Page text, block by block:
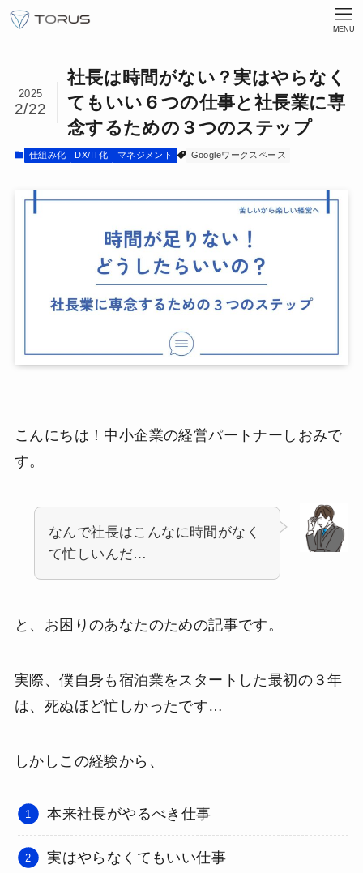
MENU
社長は時間がない？実はやらなく
てもいい６つの仕事と社長業に専
念するための３つのステップ
2025
2/22
仕組み化 DX/IT化 マネジメント Googleワークスペース
こんにちは！中小企業の経営パートナーしおみで
す。
なんで社長はこんなに時間がなく
て忙しいんだ…
と、お困りのあなたのための記事です。
実際、僕自身も宿泊業をスタートした最初の３年
は、死ぬほど忙しかったです…
しかしこの経験から、
本来社長がやるべき仕事
実はやらなくてもいい仕事